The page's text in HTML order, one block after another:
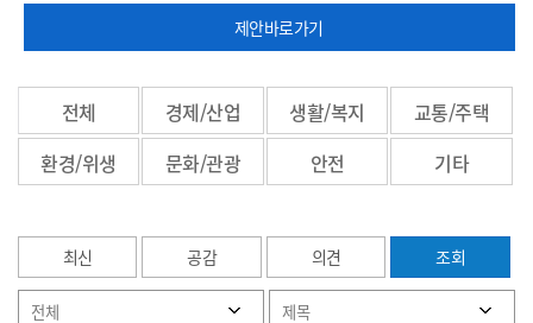
제안바로가기
전체 경제/산업 생활/복지
교통/주택
환경/위생
문화/관광 안전 기타
최신 공감 의견 조회